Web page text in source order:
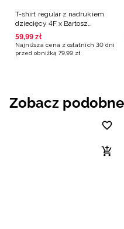
T-shirt regular z nadrukiem
dziecięcy 4F x Bartosz
Zmarzlik - niebieski
59,99 zł
Najniższa cena z ostatnich 30 dni
przed obniżką 79,99 zł
Zobacz